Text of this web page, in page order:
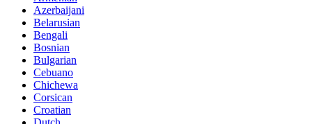
Azerbaijani
Belarusian
Bengali
Bosnian
Bulgarian
Cebuano
Chichewa
Corsican
Croatian